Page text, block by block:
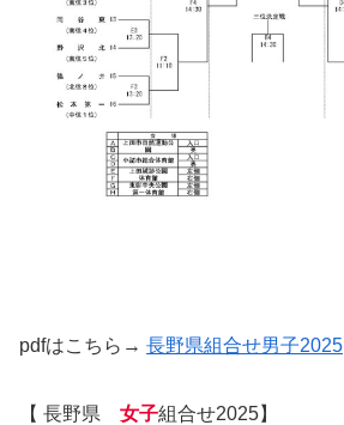
pdfはこちら→ 長野県組合せ男子2025
【 長野県 女子組合せ2025】